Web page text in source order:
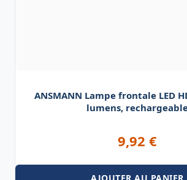
ANSMANN Lampe frontale LED
lumens,
9,92 €